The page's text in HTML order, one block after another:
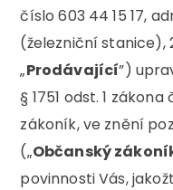
číslo 603 44 15 17,
(železniční stanice),
„Prodávající”)
§ 1751 odst. 1
zákoník, ve znění
(„Občanský
povinnosti Vás,